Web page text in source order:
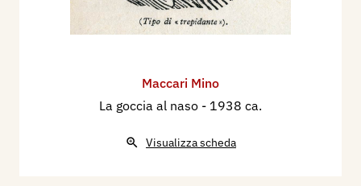
Maccari Mino
La goccia al naso - 1938 ca.
Visualizza scheda